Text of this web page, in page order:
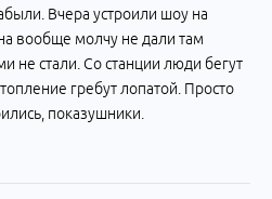
Вчера устроили шоу на
вообще молчу не дали там
не стали. Со станции люди бегут
гребут лопатой. Просто
показушники.